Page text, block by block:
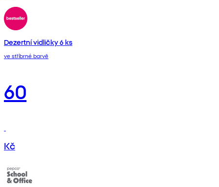
Dezertní vidličky 6 ks
ve stříbrné barvě
60
Kč